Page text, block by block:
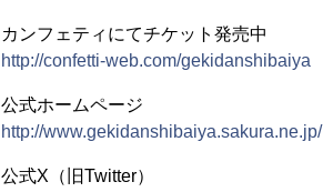
カンフェティにてチケット発売中
http://confetti-web.com/gekidanshibaiya
公式ホームページ
http://www.gekidanshibaiya.sakura.ne.jp/
公式X（旧Twitter）